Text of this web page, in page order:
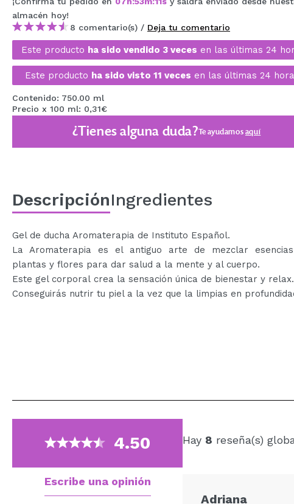
MAQUIFARMA
KOREA ZONE
TRAVEL SIZE
NATURE
OFERTAS
OUTLET
PRÓXIMAMENTE
almacén hoy!
8 comentario(s) / Deja tu comentario
Este producto ha sido vendido 3 veces en las últimas 24
Este producto ha sido visto 11 veces en las últimas 24
Contenido: 750.00 ml
Precio x 100 ml: 0,31€
¿Tienes alguna duda?Te ayudamosaquí
DescripciónIngredientes
Gel de ducha Aromaterapia de Instituto Español.
La Aromaterapia es el antiguo arte de mezclar
plantas y flores para dar salud a la mente y al cuerpo.
Este gel corporal crea la sensación única de bienestar y relax.
Conseguirás nutrir tu piel a la vez que la limpias en
4.50
Escribe una opinión
Hay 8 reseña(s)
Adriana